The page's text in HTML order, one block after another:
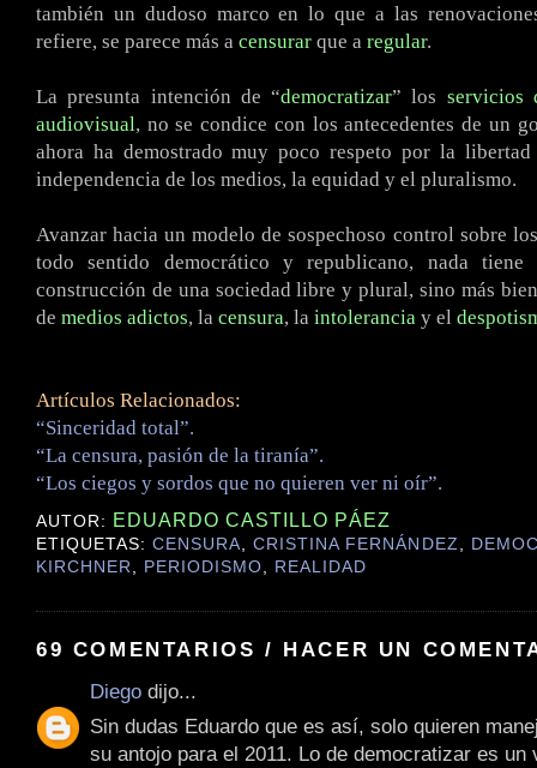
también un dudoso marco en lo que a las
refiere, se parece más a censurar que a regular.
La presunta intención de “democratizar” los servicios
audiovisual, no se condice con los antecedentes de un
ahora ha demostrado muy poco respeto por la
independencia de los medios, la equidad y el pluralismo.
Avanzar hacia un modelo de sospechoso control sobre
todo sentido democrático y republicano, nada
construcción de una sociedad libre y plural, sino más
de medios adictos, la censura, la intolerancia y el
Artículos Relacionados:
“Sinceridad total”.
“La censura, pasión de la tiranía”.
“Los ciegos y sordos que no quieren ver ni oír”.
AUTOR: EDUARDO CASTILLO PÁEZ
ETIQUETAS:CENSURA,CRISTINA FERNÁNDEZ,
KIRCHNER, PERIODISMO, REALIDAD
69 COMENTARIOS / HACER UN
Diego dijo...
Sin dudas Eduardo que es así, solo quieren
su antojo para el 2011. Lo de democratizar es un